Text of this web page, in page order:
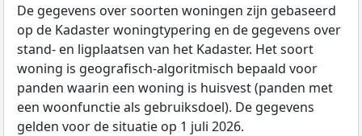
De gegevens over soorten woningen zijn gebaseerd
op de Kadaster woningtypering en de gegevens over
stand- en ligplaatsen van het Kadaster. Het soort
woning is geografisch-algoritmisch bepaald voor
panden waarin een woning is huisvest (panden met
een woonfunctie als gebruiksdoel). De gegevens
gelden voor de situatie op 1 juli 2026.